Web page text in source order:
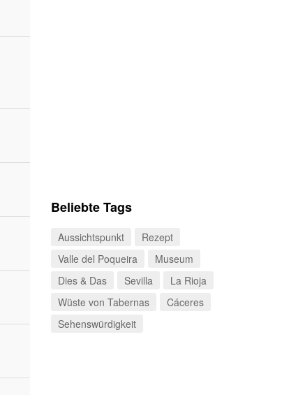
Beliebte Tags
Aussichtspunkt
Rezept
Valle del Poqueira
Museum
Dies & Das
Sevilla
La Rioja
Wüste von Tabernas
Cáceres
Sehenswürdigkeit